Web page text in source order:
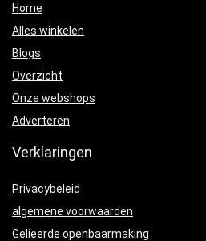
Home
Alles winkelen
Blogs
Overzicht
Onze webshops
Adverteren
Verklaringen
Privacybeleid
algemene voorwaarden
Gelieerde openbaarmaking